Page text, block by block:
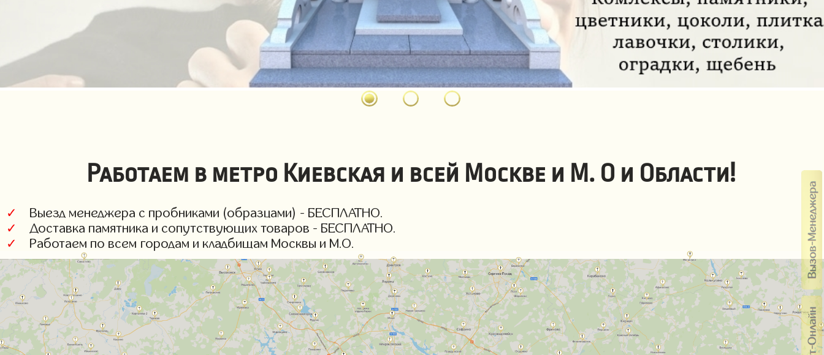
Работаем в метро Киевская и всей Москве и М. О и Области!
Выезд менеджера с пробниками (образцами) - БЕСПЛАТНО.
Доставка памятника и сопутствующих товаров - БЕСПЛАТНО.
Работаем по всем городам и кладбищам Москвы и М.О.